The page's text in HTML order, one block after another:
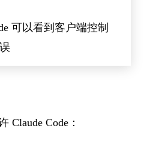
可以看到客户端控制
Claude Code：